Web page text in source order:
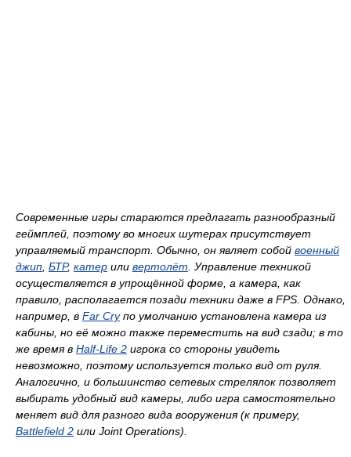
Современные игры стараются предлагать разнообразный
геймплей, поэтому во многих шутерах присутствует
управляемый транспорт. Обычно, он являет собой военный
джип, БТР, катер или вертолёт. Управление техникой
осуществляется в упрощённой форме, а камера, как
правило, располагается позади техники даже в FPS. Однако,
например, в Far Cryпо умолчанию установлена камера из
кабины, но её можно также переместить на вид сзади; в то
же время в Half-Life 2 игрока со стороны увидеть
невозможно, поэтому используется только вид от руля.
Аналогично, и большинство сетевых стрелялок позволяет
выбирать удобный вид камеры, либо игра самостоятельно
меняет вид для разного вида вооружения (к примеру,
Battlefield 2 или Joint Operations).